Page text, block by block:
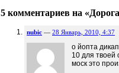
5 комментариев на
nubic — 28 Январь, 2010, 4:37
о йопта
10 для твоей
моск это